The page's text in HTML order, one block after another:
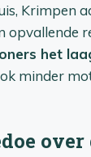
Krimpen
opvallende
het
minder
over